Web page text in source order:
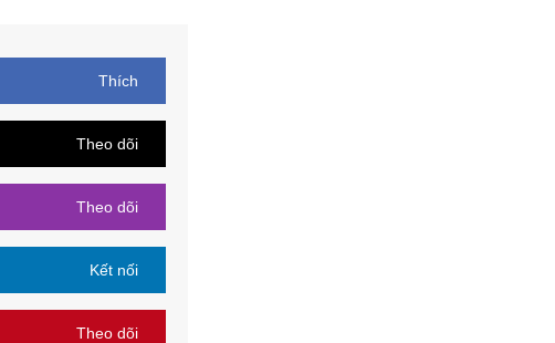
Thích
Theo dõi
Theo dõi
Kết nối
Theo dõi